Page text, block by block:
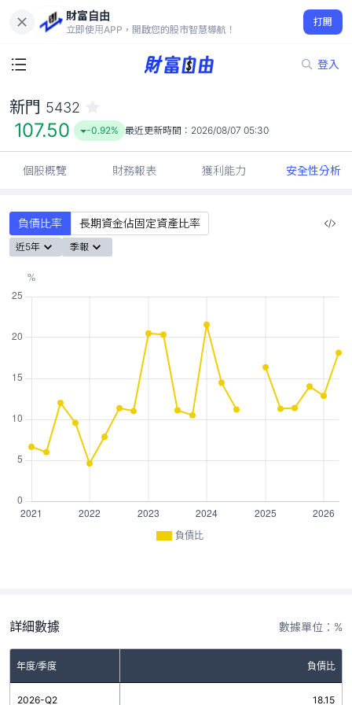
財富自由
立即使用APP，開啟您的股市智慧導航！
打開
登入
107.50
-0.92%
新門 5432
107.50 -0.92% 最近更新時間： 2026/08/07 05:30
個股概覽 財務報表 獲利能力 安全性分析
負債比率 長期資金佔固定資產比率
近5年 季報
負債比
詳細數據 數據單位：%
年度/季度 負債比
2026-Q2 18.15